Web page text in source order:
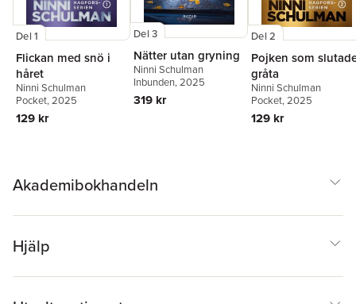
Del 1
Flickan med snö i
håret
Ninni Schulman
Pocket, 2025
129 kr
Del 3
Nätter utan gryning
Ninni Schulman
Inbunden, 2025
319 kr
Del 2
Pojken som
gråta
Ninni Schulman
Pocket, 2025
129 kr
Akademibokhandeln
Hjälp